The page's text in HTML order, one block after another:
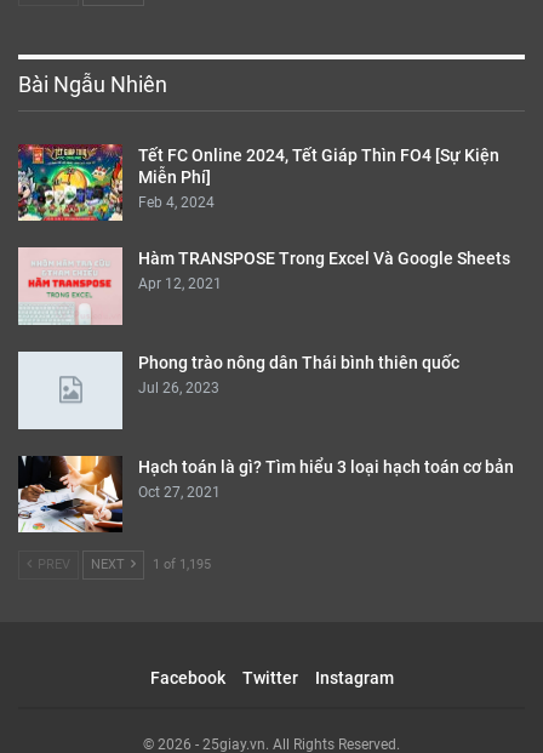
Bài Ngẫu Nhiên
Tết FC Online 2024, Tết Giáp Thìn FO4 [Sự Kiện
Miễn Phí]
Feb 4, 2024
Hàm TRANSPOSE Trong Excel Và Google Sheets
Apr 12, 2021
Phong trào nông dân Thái bình thiên quốc
Jul 26, 2023
Hạch toán là gì? Tìm hiểu 3 loại hạch toán cơ bản
Oct 27, 2021
PREV NEXT 1 of 1,195
Facebook Twitter Instagram
© 2026 - 25giay.vn. All Rights Reserved.